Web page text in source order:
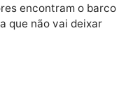
aparecem pegando
Ruth conta a